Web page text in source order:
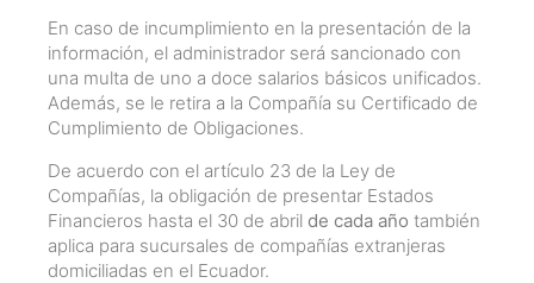
En caso de incumplimiento en la presentación de la
información, el administrador será sancionado con
una multa de uno a doce salarios básicos unificados.
Además, se le retira a la Compañía su Certificado de
Cumplimiento de Obligaciones.
De acuerdo con el artículo 23 de la Ley de
Compañías, la obligación de presentar Estados
Financieros hasta el 30 de abril de cada año también
aplica para sucursales de compañías extranjeras
domiciliadas en el Ecuador.